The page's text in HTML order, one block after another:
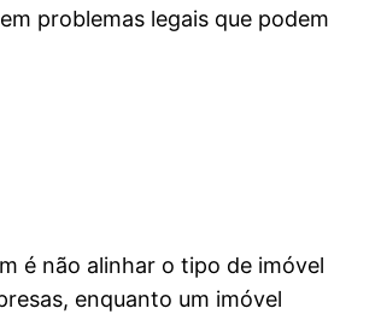
problemas legais que podem
é não alinhar o tipo de imóvel
enquanto um imóvel